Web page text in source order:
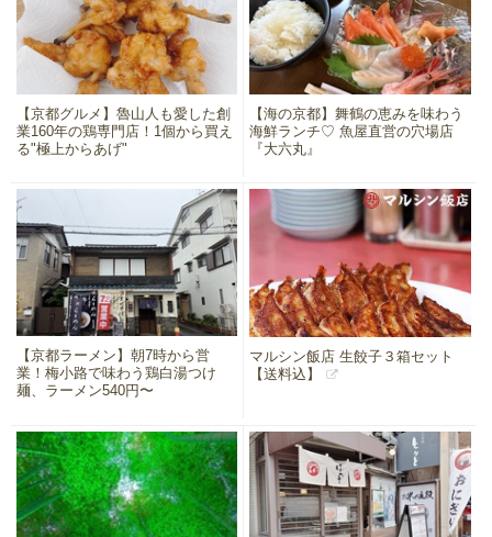
【京都グルメ】魯山人も愛した創
業160年の鶏専門店！1個から買え
る"極上からあげ"
【海の京都】舞鶴の恵みを味わう
海鮮ランチ♡ 魚屋直営の穴場店
『大六丸』
【京都ラーメン】朝7時から営
業！梅小路で味わう鶏白湯つけ
麺、ラーメン540円〜
マルシン飯店 生餃子３箱セット
【送料込】